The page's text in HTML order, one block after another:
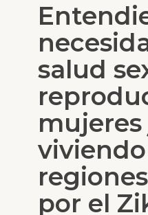
salud
por el